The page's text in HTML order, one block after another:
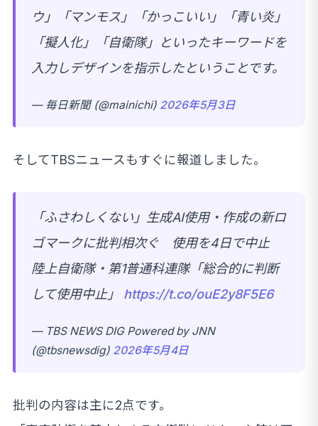
ウ」「マンモス」「かっこいい」「青い炎」
「擬人化」「自衛隊」といったキーワードを
入力しデザインを指示したということです。
— 毎日新聞 (@mainichi) 2026年5月3日
そしてTBSニュースもすぐに報道しました。
「ふさわしくない」生成AI使用・作成の新ロ
ゴマークに批判相次ぐ 使用を4日で中止
陸上自衛隊・第1普通科連隊「総合的に判断
して使用中止」 https://t.co/ouE2y8F5E6
— TBS NEWS DIG Powered by JNN
(@tbsnewsdig) 2026年5月4日
批判の内容は主に2点です。